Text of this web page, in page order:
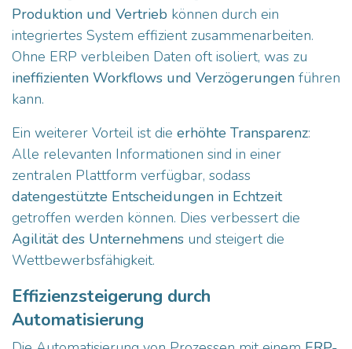
Produktion und Vertrieb können durch ein
integriertes System effizient zusammenarbeiten.
Ohne ERP verbleiben Daten oft isoliert, was zu
ineffizienten Workflows und Verzögerungen führen
kann.
Ein weiterer Vorteil ist die erhöhte Transparenz:
Alle relevanten Informationen sind in einer
zentralen Plattform verfügbar, sodass
datengestützte Entscheidungen in Echtzeit
getroffen werden können. Dies verbessert die
Agilität des Unternehmens und steigert die
Wettbewerbsfähigkeit.
Effizienzsteigerung durch
Automatisierung